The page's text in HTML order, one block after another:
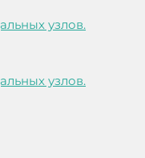
узлов.
узлов.